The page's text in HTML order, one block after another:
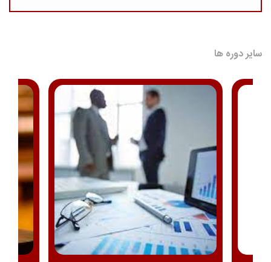
سایر دوره ها